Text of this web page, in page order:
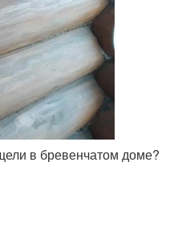
в бревенчатом доме?